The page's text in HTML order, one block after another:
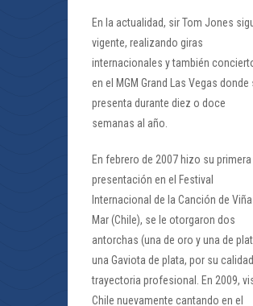
En la actualidad, sir Tom Jones
vigente, realizando giras
internacionales y también
en el MGM Grand Las Vegas donde
presenta durante diez o doce
semanas al año.
En febrero de 2007 hizo su primera
presentación en el Festival
Internacional de la Canción de Viña
Mar (Chile), se le otorgaron dos
antorchas (una de oro y una de
una Gaviota de plata, por su
trayectoria profesional. En 2009,
Chile nuevamente cantando en el